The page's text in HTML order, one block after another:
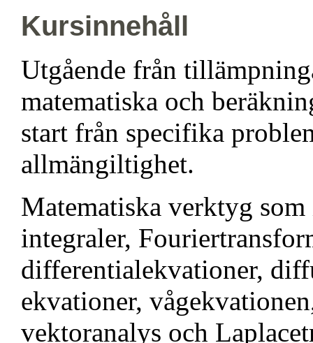
Kursinnehåll
Utgående från
matematiska och
start från specifika
allmängiltighet.
Matematiska verktyg
integraler,
differentialekvationer,
ekvationer,
vektoranalys och